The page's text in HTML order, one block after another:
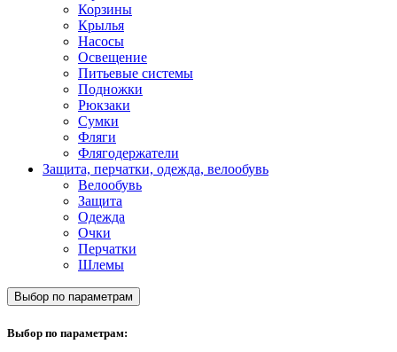
Корзины
Крылья
Насосы
Освещение
Питьевые системы
Подножки
Рюкзаки
Сумки
Фляги
Флягодержатели
Защита, перчатки, одежда, велообувь
Велообувь
Защита
Одежда
Очки
Перчатки
Шлемы
Выбор по параметрам
Выбор по параметрам: